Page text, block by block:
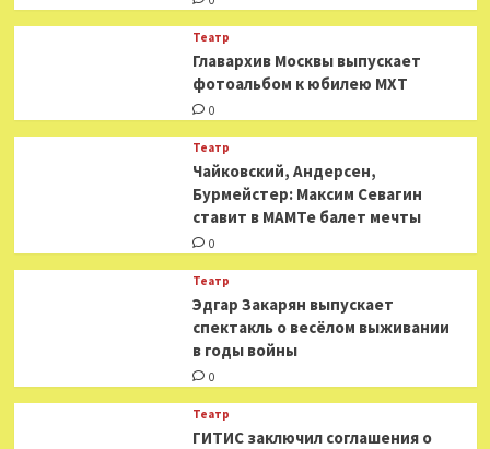
Театр
​​Главархив Москвы выпускает
фотоальбом к юбилею МХТ
0
Театр
​​Чайковский, Андерсен,
Бурмейстер: Максим Севагин
ставит в МАМТе балет мечты
0
Театр
Эдгар Закарян выпускает
спектакль о весёлом выживании
в годы войны
0
Театр
ГИТИС заключил соглашения о